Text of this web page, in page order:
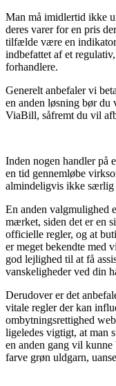
Man må imidlertid ikke
deres varer for en pris
tilfælde være en
indbefattet af et
forhandlere.
Generelt anbefaler vi
en anden løsning bør du
ViaBill, såfremt du vil
Inden nogen handler på
en tid gennemløbe
almindeligvis ikke særlig
En anden valgmulighed
mærket, siden det er en
officielle regler, og at
er meget bekendte med
god lejlighed til at få
vanskeligheder ved din
Derudover er det
vitale regler der kan
ombytningsrettighed
ligeledes vigtigt, at man
en anden gang vil
farve grøn uldgarn,